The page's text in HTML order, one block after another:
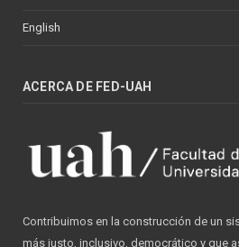
English
ACERCA DE FED-UAH
Contribuimos en la construcción de un
más justo, inclusivo, democrático y que